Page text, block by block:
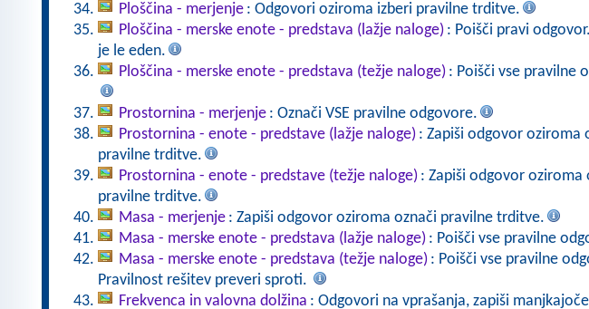
Ploščina - merjenje : Odgovori oziroma izberi pravilne trditve.
Ploščina - merske enote - predstava (lažje naloge) : Poišči pravi
je le eden.
Ploščina - merske enote - predstava (težje naloge) : Poišči vse pravilne
Prostornina - merjenje : Označi VSE pravilne odgovore.
Prostornina - enote - predstave (lažje naloge) : Zapiši odgovor oziroma
pravilne trditve.
Prostornina - enote - predstave (težje naloge) : Zapiši odgovor oziroma
pravilne trditve.
Masa - merjenje : Zapiši odgovor oziroma označi pravilne trditve.
Masa - merske enote - predstava (lažje naloge) : Poišči vse pravilne
Masa - merske enote - predstava (težje naloge) : Poišči vse pravilne
Pravilnost rešitev preveri sproti.
Frekvenca in valovna dolžina : Odgovori na vprašanja, zapiši